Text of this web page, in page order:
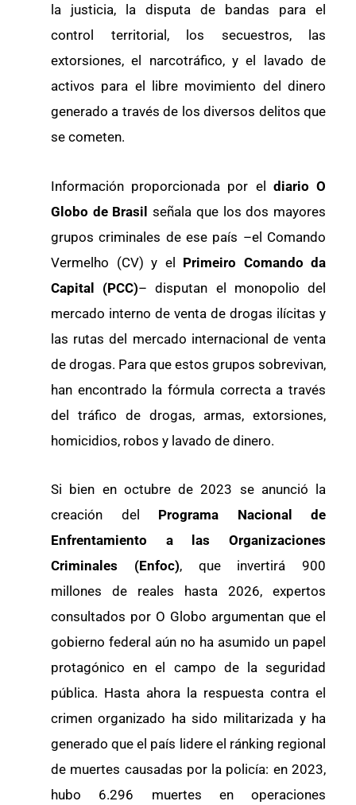
la justicia, la disputa de bandas para el
control territorial, los secuestros, las
extorsiones, el narcotráfico, y el lavado de
activos para el libre movimiento del dinero
generado a través de los diversos delitos que
se cometen.
Información proporcionada por el diario O
Globo de Brasil señala que los dos mayores
grupos criminales de ese país –el Comando
Vermelho (CV) y el Primeiro Comando da
Capital (PCC)– disputan el monopolio del
mercado interno de venta de drogas ilícitas y
las rutas del mercado internacional de venta
de drogas. Para que estos grupos sobrevivan,
han encontrado la fórmula correcta a través
del tráfico de drogas, armas, extorsiones,
homicidios, robos y lavado de dinero.
Si bien en octubre de 2023 se anunció la
creación del Programa Nacional de
Enfrentamiento a las Organizaciones
Criminales (Enfoc), que invertirá 900
millones de reales hasta 2026, expertos
consultados por O Globo argumentan que el
gobierno federal aún no ha asumido un papel
protagónico en el campo de la seguridad
pública. Hasta ahora la respuesta contra el
crimen organizado ha sido militarizada y ha
generado que el país lidere el ránking regional
de muertes causadas por la policía: en 2023,
hubo 6.296 muertes en operaciones